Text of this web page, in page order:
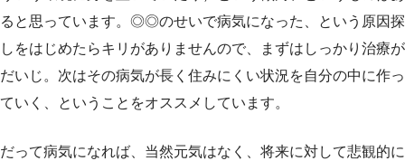
ると思っています。◎◎のせいで病気になった、という原因探
しをはじめたらキリがありませんので、まずはしっかり治療が
だいじ。次はその病気が長く住みにくい状況を自分の中に作っ
ていく、ということをオススメしています。
だって病気になれば、当然元気はなく、将来に対して悲観的に